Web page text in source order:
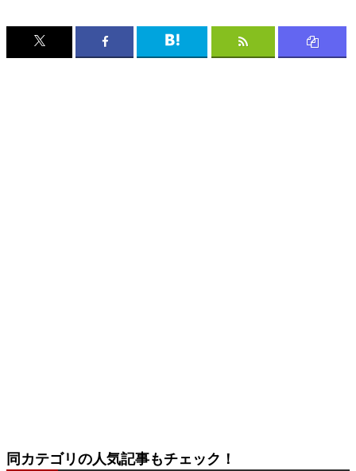
同カテゴリの人気記事もチェック！